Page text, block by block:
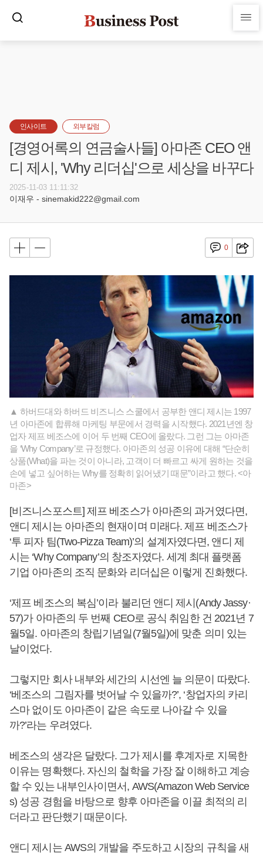
인사이트 외부칼럼
[경영어록의 연금술사들] 아마존 CEO 앤
디 제시, 'Why 리더십'으로 세상을 바꾸다
2025-11-03 11:11:32
이재우 - sinemakid222@gmail.com
0
▲ 하버드대와 하버드 비즈니스 스쿨에서 공부한 앤디 제시는 1997
년 아마존에 합류해 마케팅 부문에서 경력을 시작했다. 2021년엔 창
업자 제프 베조스에 이어 두 번째 CEO에 올랐다. 그런 그는 아마존
을 ‘Why Company’로 규정했다. 아마존의 성공 이유에 대해 “단순히
상품(What)을 파는 것이 아니라, 고객이 더 빠르고 싸게 원하는 것을
손에 넣고 싶어하는 Why를 정확히 읽어냈기 때문”이라고 했다. <아
마존>
[비즈니스포스트] 제프 베조스가 아마존의 과거였다면,
앤디 제시는 아마존의 현재이며 미래다. 제프 베조스가
‘투 피자 팀(Two-Pizza Team)’의 설계자였다면, 앤디 제
시는 ‘Why Company’의 창조자였다. 세계 최대 플랫폼
기업 아마존의 조직 문화와 리더십은 이렇게 진화했다.
‘제프 베조스의 복심’이라 불리던 앤디 제시(Andy Jassy·
57)가 아마존의 두 번째 CEO로 공식 취임한 건 2021년 7
월5일. 아마존의 창립기념일(7월5일)에 맞춘 의미 있는
날이었다.
그렇지만 회사 내부와 세간의 시선엔 늘 의문이 따랐다.
‘베조스의 그림자를 벗어날 수 있을까?’, ‘창업자의 카리
스마 없이도 아마존이 같은 속도로 나아갈 수 있을
까?’라는 우려였다.
베조스의 생각은 달랐다. 그가 제시를 후계자로 지목한
이유는 명확했다. 자신의 철학을 가장 잘 이해하고 계승
할 수 있는 내부인사이면서, AWS(Amazon Web Service
s) 성공 경험을 바탕으로 향후 아마존을 이끌 최적의 리
더라고 판단했기 때문이다.
앤디 제시는 AWS의 개발을 주도하고 시장의 규칙을 새